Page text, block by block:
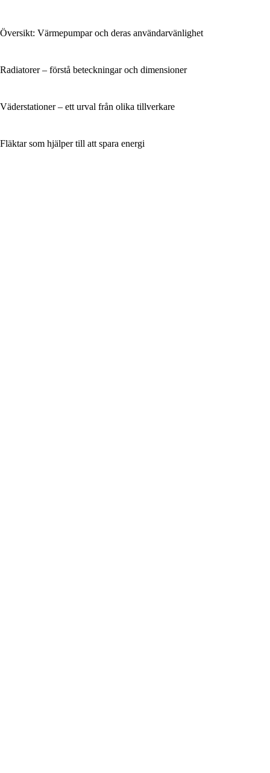
Översikt: Värmepumpar och deras användarvänlighet
Radiatorer – förstå beteckningar och dimensioner
Väderstationer – ett urval från olika tillverkare
Fläktar som hjälper till att spara energi